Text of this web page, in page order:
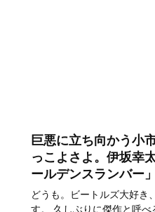
巨悪に立ち向かう小
っこよさよ。伊坂幸
ールデンスランバー
どうも。ビートルズ大好き
す。 久しぶりに傑作と呼べ